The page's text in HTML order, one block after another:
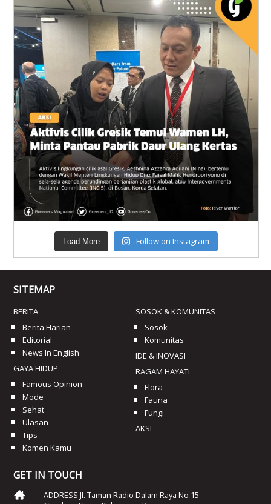
Load More Follow on Instagram
SITEMAP
BERITA
Berita Harian
Editorial
News In English
GAYA HIDUP
Famous Opinion
Mode
Sehat
Ulasan
Tips
Komen Kamu
SOSOK & KOMUNITAS
Sosok
Komunitas
IDE & INOVASI
RAGAM HAYATI
Flora
Fauna
Fungi
AKSI
GET IN TOUCH
ADDRESS Jl. Taman Radio Dalam Raya No 15